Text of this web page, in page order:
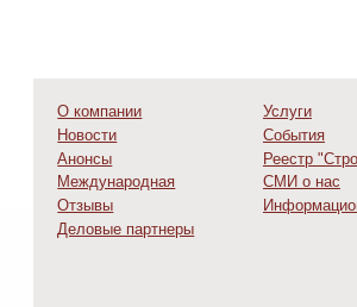
О компании
Услуги
Новости
События
Анонсы
Реестр
Международная
деятельность
СМИ о нас
Отзывы
Деловые партнеры